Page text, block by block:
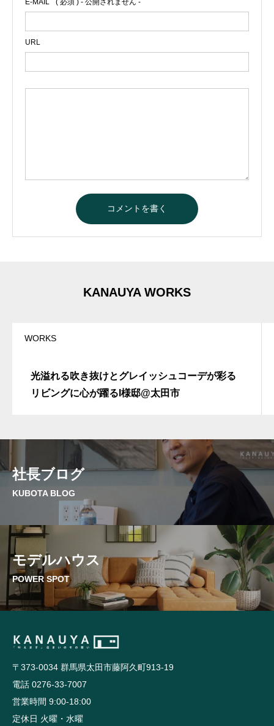
URL
l
KANAUYA WORKS
WORKS
光溢れる吹き抜けとグレイッシュコーデが彩る
リビングに心が躍るI様邸@太田市
社長ブログ
KUBOTA BLOG
モデルハウス
POWER SPOT
〒373-0034 群馬県太田市藤阿久町913-19
電話 0276-33-7007
営業時間 9:00-18:00
定休日 火曜・水曜